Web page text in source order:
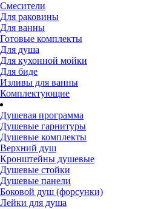
Смесители
Для раковины
Для ванны
Готовые комплекты
Для душа
Для кухонной мойки
Для биде
Изливы для ванны
Комплектующие
Душевая программа
Душевые гарнитуры
Душевые комплекты
Верхний душ
Кронштейны душевые
Душевые стойки
Душевые панели
Боковой душ (форсунки)
Лейки для душа